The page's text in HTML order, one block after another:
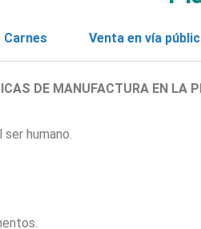
Carnes Venta en vía
DE MANUFACTURA EN LA
humano.